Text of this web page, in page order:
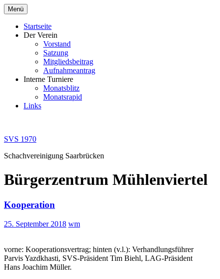
Zum
Inhalt
springen
Menü
Startseite
Der Verein
Vorstand
Satzung
Mitgliedsbeitrag
Aufnahmeantrag
Interne Turniere
Monatsblitz
Monatsrapid
Links
SVS 1970
Schachvereinigung Saarbrücken
Bürgerzentrum Mühlenviertel
Kooperation
25. September 2018 wm
vorne: Kooperationsvertrag; hinten (v.l.): Verhandlungsführer
Parvis Yazdkhasti, SVS-Präsident Tim Biehl, LAG-Präsident
Hans Joachim Müller.